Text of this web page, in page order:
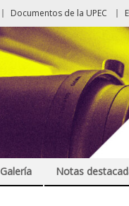
Documentos de la UPEC
Galería Notas